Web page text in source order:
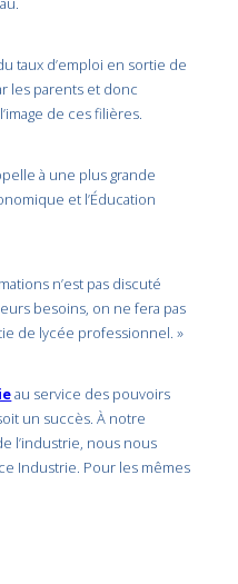
taux d’emploi en sortie de
les parents et donc
de ces filières.
à une plus grande
et l’Éducation
n’est pas discuté
besoins, on ne fera pas
de lycée professionnel. »
au service des pouvoirs
un succès. À notre
l’industrie, nous nous
Industrie. Pour les mêmes